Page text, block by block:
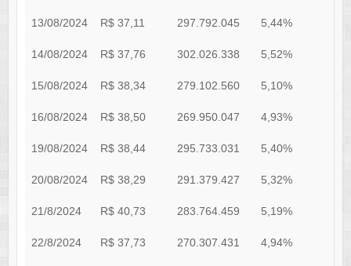
13/08/2024 R$ 37,11 297.792.045 5,44%
14/08/2024 R$ 37,76 302.026.338 5,52%
15/08/2024 R$ 38,34 279.102.560 5,10%
16/08/2024 R$ 38,50 269.950.047 4,93%
19/08/2024 R$ 38,44 295.733.031 5,40%
20/08/2024 R$ 38,29 291.379.427 5,32%
21/8/2024 R$ 40,73 283.764.459 5,19%
22/8/2024 R$ 37,73 270.307.431 4,94%